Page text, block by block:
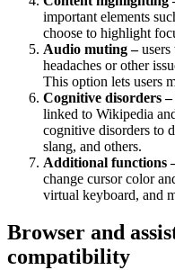
important elements
choose to highlight
Audio muting –users
headaches or other
This option lets users
Cognitive disorders –
linked to Wikipedia
cognitive disorders to
slang, and others.
Additional functions
change cursor color
virtual keyboard, and
Browser and
compatibility